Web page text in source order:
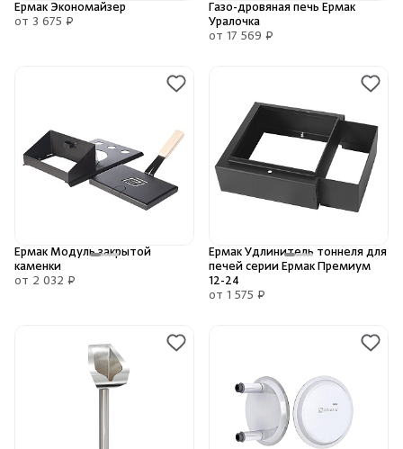
Ермак Экономайзер
от 3 675 ₽
Газо-дровяная печь Ермак
Уралочка
от 17 569 ₽
Ермак Модуль закрытой
каменки
от 2 032 ₽
Ермак Удлинитель тоннеля для
печей серии Ермак Премиум
12-24
от 1 575 ₽